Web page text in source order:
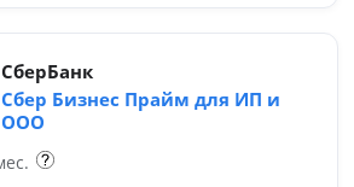
СберБанк
Сбер Бизнес Прайм для ИП и
ООО